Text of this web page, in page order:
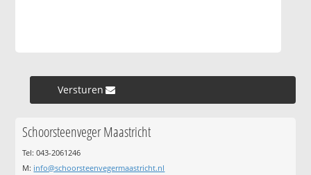
Versturen »
Schoorsteenveger Maastricht
Tel: 043-2061246
M: info@schoorsteenvegermaastricht.nl